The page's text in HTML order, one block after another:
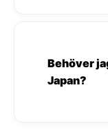
Behöver
Japan?